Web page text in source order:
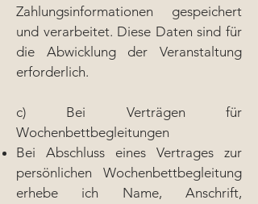
Zahlungsinformationen gespeichert
und verarbeitet. Diese Daten sind für
die Abwicklung der Veranstaltung
erforderlich.
c) Bei Verträgen für
Wochenbettbegleitungen
Bei Abschluss eines Vertrages zur
persönlichen Wochenbettbegleitung
erhebe ich Name, Anschrift,